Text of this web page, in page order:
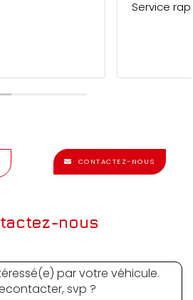
CONTACTEZ-NOUS
nous